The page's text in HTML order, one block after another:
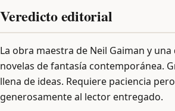
Veredicto editorial
La obra maestra de Neil Gaiman y
novelas de fantasía contemporánea.
llena de ideas. Requiere paciencia
generosamente al lector entregado.